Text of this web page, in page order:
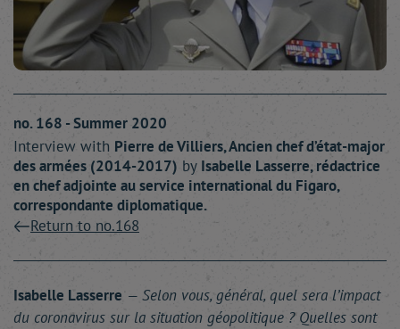
no. 168 - Summer 2020
Interview with Pierre de Villiers, Ancien chef d’état-major
des armées (2014-2017) by Isabelle Lasserre, rédactrice
en chef adjointe au service international du Figaro,
correspondante diplomatique.
Return to no.168
Isabelle Lasserre — Selon vous, général, quel sera l’impact
du coronavirus sur la situation géopolitique ? Quelles sont